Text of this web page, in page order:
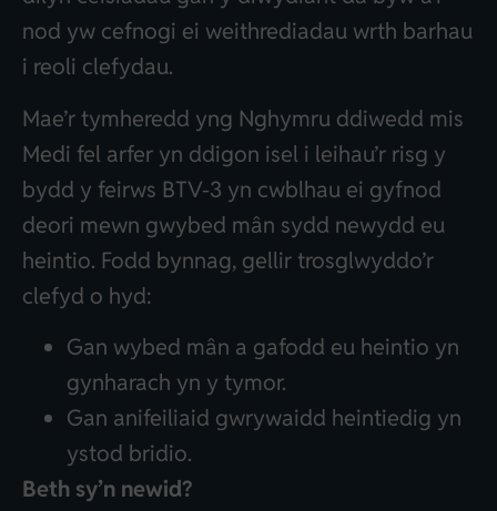
nod yw cefnogi ei weithrediadau wrth barhau
i reoli clefydau.
Mae’r tymheredd yng Nghymru ddiwedd mis
Medi fel arfer yn ddigon isel i leihau’r risg y
bydd y feirws BTV-3 yn cwblhau ei gyfnod
deori mewn gwybed mân sydd newydd eu
heintio. Fodd bynnag, gellir trosglwyddo’r
clefyd o hyd:
Gan wybed mân a gafodd eu heintio yn
gynharach yn y tymor.
Gan anifeiliaid gwrywaidd heintiedig yn
ystod bridio.
Beth sy’n newid?